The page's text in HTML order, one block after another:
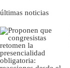
últimas noticias